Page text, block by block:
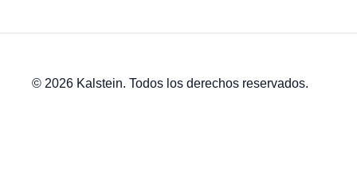
© 2026 Kalstein. Todos los derechos reservados.